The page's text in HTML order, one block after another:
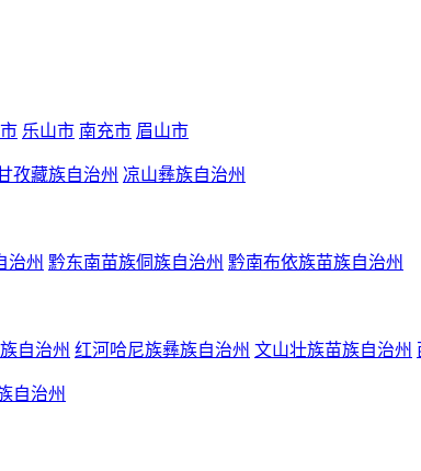
乐山市 南充市 眉山市
孜藏族自治州 凉山彝族自治州
治州 黔东南苗族侗族自治州 黔南布依族苗族自治州
自治州 红河哈尼族彝族自治州 文山壮族苗族自治州
自治州